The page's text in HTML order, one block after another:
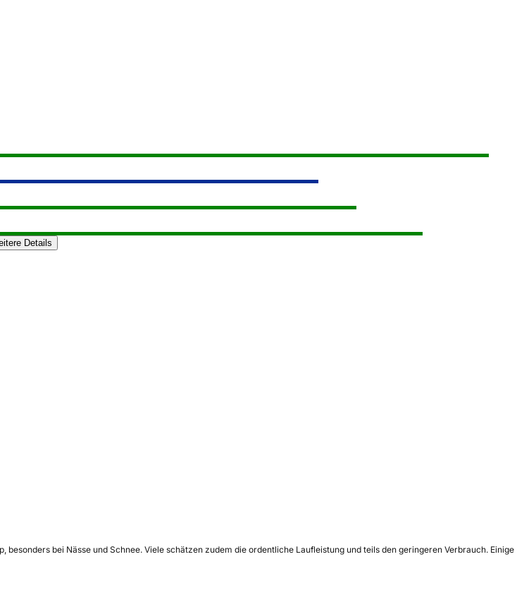
Details
bei Nässe und Schnee. Viele schätzen zudem die ordentliche Laufleistung und teils den geringeren Verbrauch. Einige